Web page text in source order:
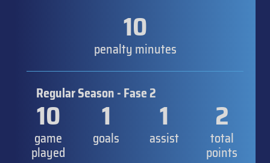
10
penalty minutes
Regular Season - Fase 2
10
game
played
1
goals
1
assist
2
total
points